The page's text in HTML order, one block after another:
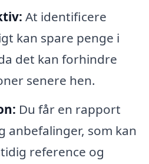
At identificere
kan spare penge i
det kan forhindre
senere hen.
Du får en rapport
anbefalinger, som kan
reference og